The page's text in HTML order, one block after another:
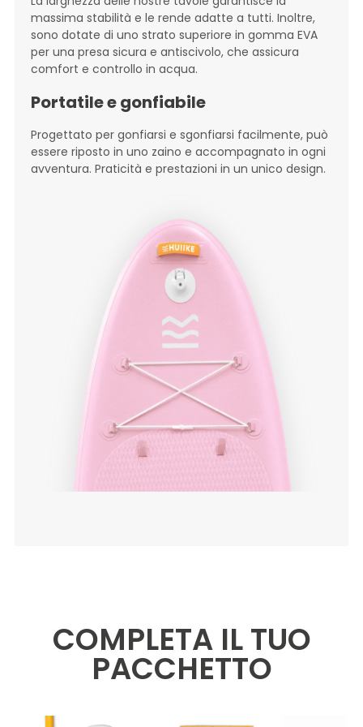
massima stabilità e le rende adatte a tutti. Inoltre,
sono dotate di uno strato superiore in gomma EVA
per una presa sicura e antiscivolo, che assicura
comfort e controllo in acqua.
Portatile e gonfiabile
Progettato per gonfiarsi e sgonfiarsi facilmente, può
essere riposto in uno zaino e accompagnato in ogni
avventura. Praticità e prestazioni in un unico design.
COMPLETA IL TUO
PACCHETTO